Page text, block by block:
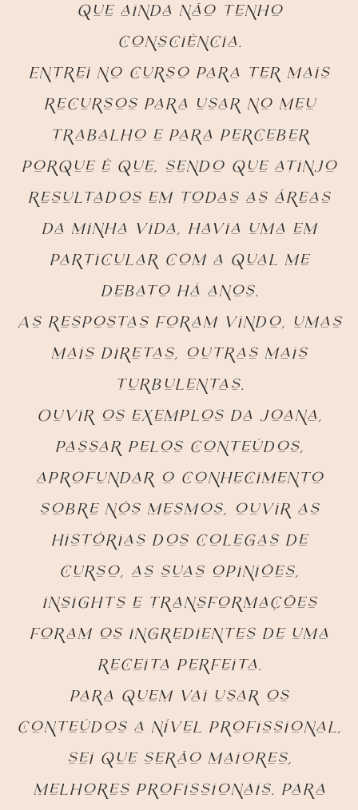
que ainda não tenho
consciência.
Entrei no curso para ter mais
recursos para usar no meu
trabalho e para perceber
porque é que, sendo que atinjo
resultados em todas as áreas
da minha vida, havia uma em
particular com a qual me
debato há anos.
As respostas foram vindo, umas
mais diretas, outras mais
turbulentas.
Ouvir os exemplos da Joana,
passar pelos conteúdos,
aprofundar o conhecimento
sobre nós mesmos, ouvir as
histórias dos colegas de
curso, as suas opiniões,
insights e transformações
foram os ingredientes de uma
receita perfeita.
Para quem vai usar os
conteúdos a nível profissional,
sei que serão maiores,
melhores profissionais. Para